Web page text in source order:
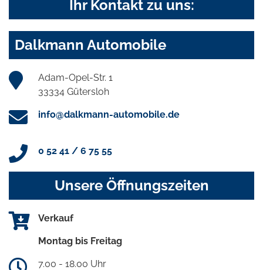
Ihr Kontakt zu uns:
Dalkmann Automobile
Adam-Opel-Str. 1
33334 Gütersloh
info@dalkmann-automobile.de
0 52 41 / 6 75 55
Unsere Öffnungszeiten
Verkauf
Montag bis Freitag
7.00 - 18.00 Uhr